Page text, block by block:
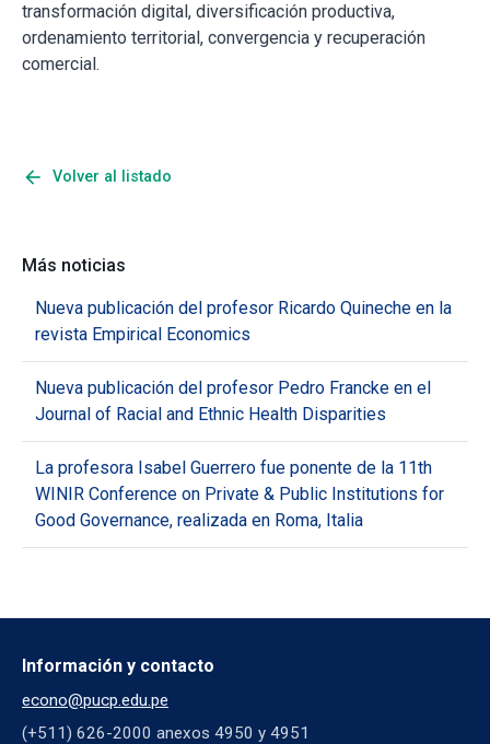
transformación digital, diversificación productiva,
ordenamiento territorial, convergencia y recuperación
comercial.
Más noticias
Nueva publicación del profesor Ricardo Quineche en la
revista Empirical Economics
Nueva publicación del profesor Pedro Francke en el
Journal of Racial and Ethnic Health Disparities
La profesora Isabel Guerrero fue ponente de la 11th
WINIR Conference on Private & Public Institutions for
Good Governance, realizada en Roma, Italia
arrow_back Volver al listado
Información y contacto
econo@pucp.edu.pe
(+511) 626-2000 anexos 4950 y 4951